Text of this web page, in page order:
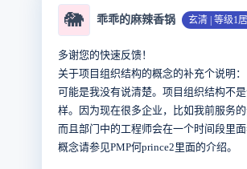
🐘 乖乖的麻辣香锅 玄清 | 等级1
多谢您的快速反馈！
关于项目组织结构的概念的补充个说明：
可能是我没有说清楚。项目组织结构不
样。因为现在很多企业，比如我前服务
而且部门中的工程师会在一个时间段里
概念请参见PMP何prince2里面的介绍。